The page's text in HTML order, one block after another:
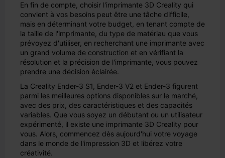
En fin de compte, choisir l'imprimante 3D Creality qui
convient à vos besoins peut être une tâche difficile,
mais en déterminant votre budget, en tenant compte de
la taille de l'imprimante, du type de matériau que vous
prévoyez d'utiliser, en recherchant une imprimante avec
un grand volume de construction et en vérifiant la
résolution et la précision de l'imprimante, vous pouvez
prendre une décision éclairée.
La Creality Ender-3 S1, Ender-3 V2 et Ender-3 figurent
parmi les meilleures options disponibles sur le marché,
avec des prix, des caractéristiques et des capacités
variables. Que vous soyez un débutant ou un utilisateur
expérimenté, il existe une imprimante 3D Creality pour
vous. Alors, commencez dès aujourd'hui votre voyage
dans le monde de l'impression 3D et libérez votre
créativité.